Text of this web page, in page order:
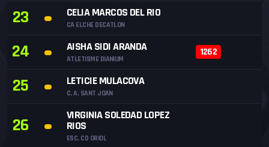
23 CELIA MARCOS DEL RIO
CA ELCHE DECATLON
24 AISHA SIDI ARANDA
ATLETISME DIANIUM
1262
25 LETICIE MULACOVA
C. A. SANT JOAN
26 VIRGINIA SOLEDAD LOPEZ
RIOS
ESC. CD ORIOL